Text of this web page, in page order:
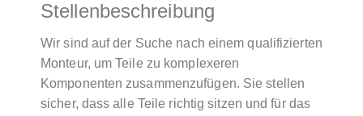
Stellenbeschreibung
Wir sind auf der Suche nach einem qualifizierten
Monteur, um Teile zu komplexeren
Komponenten zusammenzufügen. Sie stellen
sicher, dass alle Teile richtig sitzen und für das